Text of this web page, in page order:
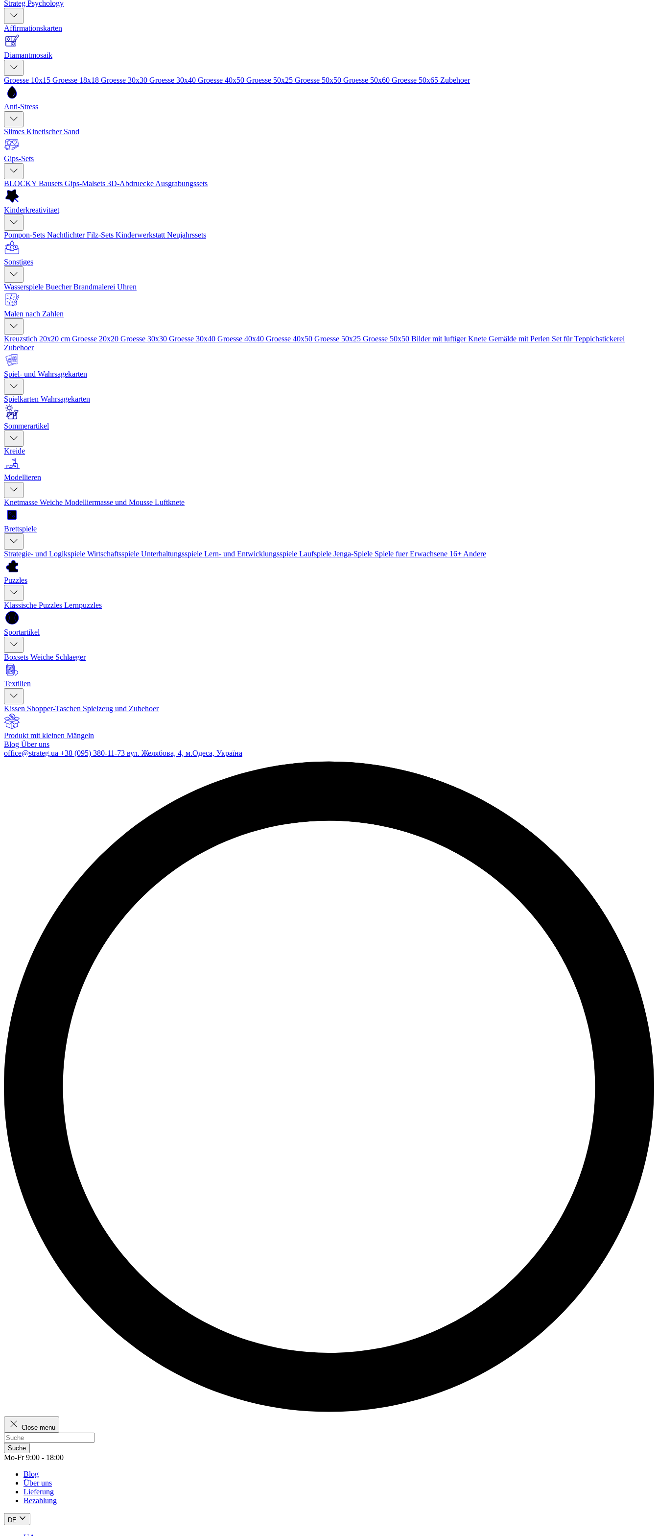
Strateg Psychology
Affirmationskarten
Diamantmosaik
Groesse 10x15 Groesse 18x18 Groesse 30x30 Groesse 30x40 Groesse 40x50 Groesse 50x25 Groesse 50x50 Groesse 50x60 Groesse 50x65 Zubehoer
Anti-Stress
Slimes Kinetischer Sand
Gips-Sets
BLOCKY Bausets Gips-Malsets 3D-Abdruecke Ausgrabungssets
Kinderkreativitaet
Pompon-Sets NachtlichterFilz-Sets Kinderwerkstatt Neujahrssets
Sonstiges
Wasserspiele BuecherBrandmalerei Uhren
Malen nach Zahlen
Kreuzstich 20x20 cm Groesse 20x20 Groesse 30x30 Groesse 30x40 Groesse 40x40 Groesse 40x50 Groesse 50x25 Groesse 50x50 Bilder mit luftiger Knete Gemälde mit Perlen Set für Teppichstickerei
Zubehoer
Spiel- und Wahrsagekarten
Spielkarten Wahrsagekarten
Sommerartikel
Kreide
Modellieren
Knetmasse Weiche Modelliermasse und Mousse Luftknete
Brettspiele
Strategie- und Logikspiele Wirtschaftsspiele Unterhaltungsspiele Lern- und Entwicklungsspiele Laufspiele Jenga-Spiele Spiele fuer Erwachsene 16+ Andere
Puzzles
Klassische Puzzles Lernpuzzles
Sportartikel
Boxsets Weiche Schlaeger
Textilien
Kissen Shopper-Taschen Spielzeug und Zubehoer
Produkt mit kleinen Mängeln
Blog Über uns
office@strateg.ua +38 (095) 380-11-73 вул. Желябова, 4, м.Одеса, Україна
Close menu
Suche
Mo-Fr 9:00 - 18:00
Blog
Über uns
Lieferung
Bezahlung
DE